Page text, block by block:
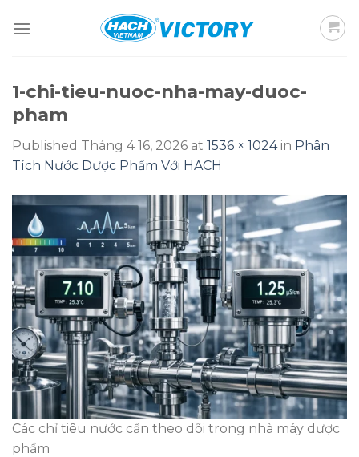
1-chi-tieu-nuoc-nha-may-duoc-
pham
Published Tháng 4 16, 2026 at 1536 × 1024in Phân
Tích Nước Dược Phẩm Với HACH
Các chỉ tiêu nước cần theo dõi trong nhà máy dược
phẩm